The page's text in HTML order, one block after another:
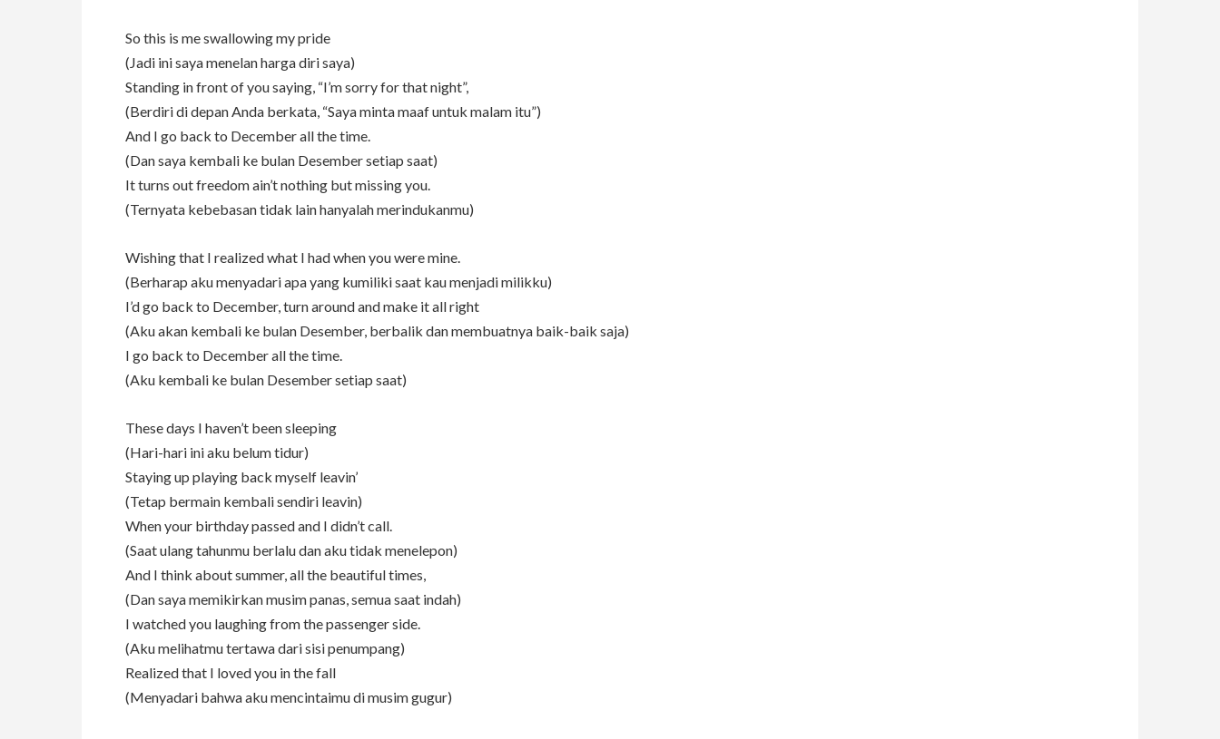
So this is me swallowing my pride
(Jadi ini saya menelan harga diri saya)
Standing in front of you saying, “I’m sorry for that night”,
(Berdiri di depan Anda berkata, “Saya minta maaf untuk malam itu”)
And I go back to December all the time.
(Dan saya kembali ke bulan Desember setiap saat)
It turns out freedom ain’t nothing but missing you.
(Ternyata kebebasan tidak lain hanyalah merindukanmu)
Wishing that I realized what I had when you were mine.
(Berharap aku menyadari apa yang kumiliki saat kau menjadi milikku)
I’d go back to December, turn around and make it all right
(Aku akan kembali ke bulan Desember, berbalik dan membuatnya baik-baik saja)
I go back to December all the time.
(Aku kembali ke bulan Desember setiap saat)
These days I haven’t been sleeping
(Hari-hari ini aku belum tidur)
Staying up playing back myself leavin’
(Tetap bermain kembali sendiri leavin)
When your birthday passed and I didn’t call.
(Saat ulang tahunmu berlalu dan aku tidak menelepon)
And I think about summer, all the beautiful times,
(Dan saya memikirkan musim panas, semua saat indah)
I watched you laughing from the passenger side.
(Aku melihatmu tertawa dari sisi penumpang)
Realized that I loved you in the fall
(Menyadari bahwa aku mencintaimu di musim gugur)